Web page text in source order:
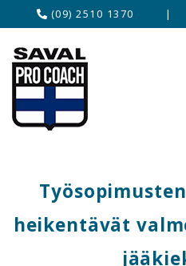
(09) 2510 1370 |
heikentävät